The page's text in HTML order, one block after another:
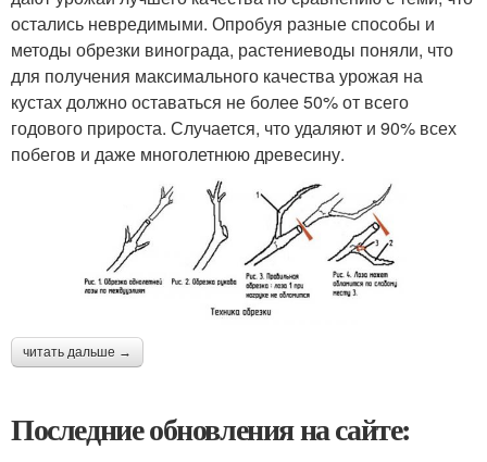
остались невредимыми. Опробуя разные способы и
методы обрезки винограда, растениеводы поняли, что
для получения максимального качества урожая на
кустах должно оставаться не более 50% от всего
годового прироста. Случается, что удаляют и 90% всех
побегов и даже многолетнюю древесину.
читать дальше →
Последние обновления на сайте: